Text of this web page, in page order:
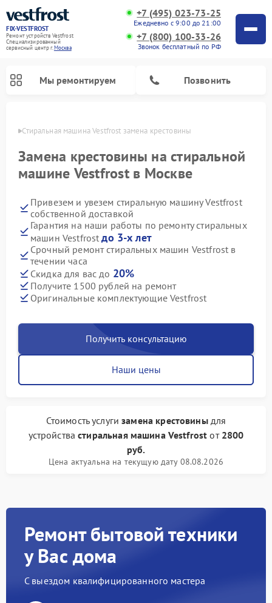
FIX-VESTFROST
Ремонт устройств Vestfrost
Специализированный
cервисный центр г.Москва
+7 (495) 023-73-25
Ежедневно с 9:00 до 21:00
+7 (800) 100-33-26
Звонок бесплатный по РФ
Мы ремонтируем Позвонить
Стиральная машина Vestfrost замена крестовины
Замена крестовины на стиральной
машине Vestfrost в Москве
Привезем и увезем стиральную машину Vestfrost
собственной доставкой
Гарантия на наши работы по ремонту стиральных
машин Vestfrostдо 3-х лет
Срочный ремонт стиральных машин Vestfrost в
течении часа
Скидка для вас до 20%
Получите 1500 рублей на ремонт
Оригинальные комплектующие Vestfrost
Получить консультацию
Наши цены
Стоимость услугизамена крестовиныдля
устройствастиральная машина Vestfrost от 2800
руб.
Цена актуальна на текущую дату 08.08.2026
Ремонт бытовой техники
у Вас дома
С выездом квалифицированного мастера